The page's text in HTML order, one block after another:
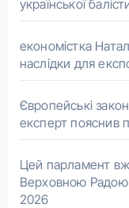
української
економістка
наслідки для
Європейські
експерт пояснив
Цей парламент
Верховною Радою
2026